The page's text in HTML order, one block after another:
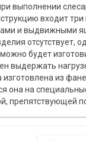
выполнении
входит
и выдвижными
отсутствует,
будет
выдержать
из
она на
препятствующей